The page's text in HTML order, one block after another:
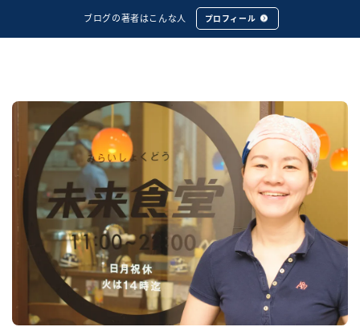
ブログの著者はこんな人 プロフィール